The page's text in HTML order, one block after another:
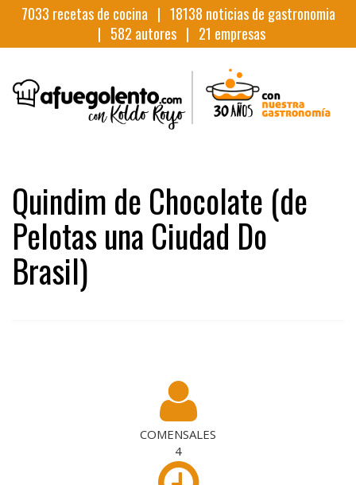
7033 recetas de cocina | 18138 noticias de gastronomia
| 582 autores | 21 empresas
Quindim de Chocolate (de
Pelotas una Ciudad Do
Brasil)
COMENSALES
4